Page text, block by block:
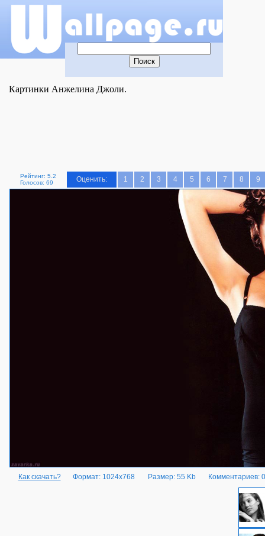
Картинки Анжелина Джоли.
Рейтинг: 5.2
Голосов: 69
Оценить: 1 2 3 4 5 6 7 8 9
Как скачать? Формат: 1024x768 Размер: 55 Kb Комментариев: 0